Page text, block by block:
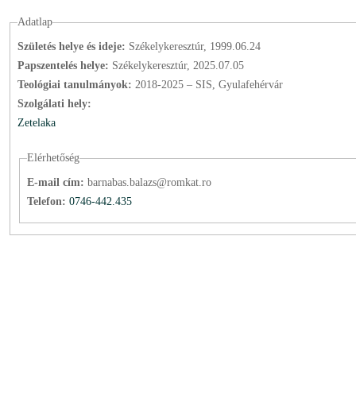
Adatlap
Születés helye és ideje: Székelykeresztúr, 1999.06.24
Papszentelés helye: Székelykeresztúr, 2025.07.05
Teológiai tanulmányok: 2018-2025 – SIS, Gyulafehérvár
Szolgálati hely:
Zetelaka
Elérhetőség
E-mail cím: barnabas.balazs@romkat.ro
Telefon: 0746-442.435